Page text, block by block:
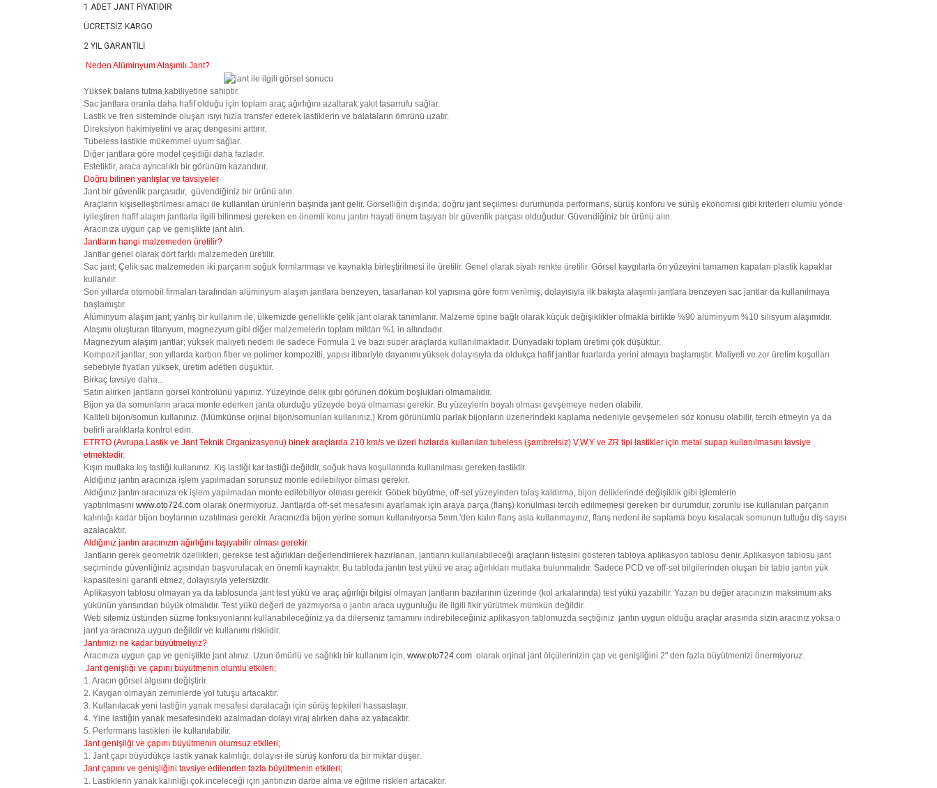
1 ADET JANT FİYATIDIR
ÜCRETSİZ KARGO
2 YIL GARANTİLİ
Neden Alüminyum Alaşımlı Jant?
Yüksek balans tutma kabiliyetine sahiptir.
Sac jantlara oranla daha hafif olduğu için toplam araç ağırlığını azaltarak yakıt tasarrufu sağlar.
Lastik ve fren sisteminde oluşan ısıyı hızla transfer ederek lastiklerin ve balataların ömrünü uzatır.
Direksiyon hakimiyetini ve araç dengesini arttırır.
Tubeless lastikle mükemmel uyum sağlar.
Diğer jantlara göre model çeşitliği daha fazladır.
Estetiktir, araca ayrıcalıklı bir görünüm kazandırır.
Doğru bilinen yanlışlar ve tavsiyeler
Jant bir güvenlik parçasıdır, güvendiğiniz bir ürünü alın.
Araçların kişiselleştirilmesi amacı ile kullanılan ürünlerin başında jant gelir. Görselliğin dışında; doğru jant seçilmesi durumunda performans, sürüş konforu ve sürüş ekonomisi gibi kriterleri olumlu yönde
iyileştiren hafif alaşım jantlarla ilgili bilinmesi gereken en önemli konu jantın hayati önem taşıyan bir güvenlik parçası olduğudur. Güvendiğiniz bir ürünü alın.
Aracınıza uygun çap ve genişlikte jant alın.
Jantların hangi malzemeden üretilir?
Jantlar genel olarak dört farklı malzemeden üretilir.
Sac jant; Çelik sac malzemeden iki parçanın soğuk formlanması ve kaynakla birleştirilmesi ile üretilir. Genel olarak siyah renkte üretilir. Görsel kaygılarla ön yüzeyini tamamen kapatan plastik kapaklar
kullanılır.
Son yıllarda otomobil firmaları tarafından alüminyum alaşım jantlara benzeyen, tasarlanan kol yapısına göre form verilmiş, dolayısıyla ilk bakışta alaşımlı jantlara benzeyen sac jantlar da kullanılmaya
başlamıştır.
Alüminyum alaşım jant; yanlış bir kullanım ile, ülkemizde genellikle çelik jant olarak tanımlanır. Malzeme tipine bağlı olarak küçük değişiklikler olmakla birlikte %90 alüminyum %10 silisyum alaşımıdır.
Alaşımı oluşturan titanyum, magnezyum gibi diğer malzemelerin toplam miktarı %1 in altındadır.
Magnezyum alaşım jantlar; yüksek maliyeti nedeni ile sadece Formula 1 ve bazı süper araçlarda kullanılmaktadır. Dünyadaki toplam üretimi çok düşüktür.
Kompozit jantlar; son yıllarda karbon fiber ve polimer kompozitli, yapısı itibariyle dayanımı yüksek dolayısıyla da oldukça hafif jantlar fuarlarda yerini almaya başlamıştır. Maliyeti ve zor üretim koşulları
sebebiyle fiyatları yüksek, üretim adetleri düşüktür.
Birkaç tavsiye daha...
Satın alırken jantların görsel kontrolünü yapınız. Yüzeyinde delik gibi görünen döküm boşlukları olmamalıdır.
Bijon ya da somunların araca monte ederken janta oturduğu yüzeyde boya olmaması gerekir. Bu yüzeylerin boyalı olması gevşemeye neden olabilir.
Kaliteli bijon/somun kullanınız. (Mümkünse orjinal bijon/somunları kullanınız.) Krom görünümlü parlak bijonların üzerlerindeki kaplama nedeniyle gevşemeleri söz konusu olabilir, tercih etmeyin ya da
belirli aralıklarla kontrol edin.
ETRTO (Avrupa Lastik ve Jant Teknik Organizasyonu) binek araçlarda 210 km/s ve üzeri hızlarda kullanılan tubeless (şambrelsiz) V,W,Y ve ZR tipi lastikler için metal supap kullanılmasını tavsiye
etmektedir.
Kışın mutlaka kış lastiği kullanınız. Kış lastiği kar lastiği değildir, soğuk hava koşullarında kullanılması gereken lastiktir.
Aldığınız jantın aracınıza işlem yapılmadan sorunsuz monte edilebiliyor olması gerekir.
Aldığınız jantın aracınıza ek işlem yapılmadan monte edilebiliyor olması gerekir. Göbek büyütme, off-set yüzeyinden talaş kaldırma, bijon deliklerinde değişiklik gibi işlemlerin
yaptırılmasını www.oto724.com olarak önermiyoruz. Jantlarda off-set mesafesini ayarlamak için araya parça (flanş) konulması tercih edilmemesi gereken bir durumdur, zorunlu ise kullanılan parçanın
kalınlığı kadar bijon boylarının uzatılması gerekir. Aracınızda bijon yerine somun kullanılıyorsa 5mm.'den kalın flanş asla kullanmayınız, flanş nedeni ile saplama boyu kısalacak somunun tuttuğu diş sayısı
azalacaktır.
Aldığınız jantın aracınızın ağırlığını taşıyabilir olması gerekir.
Jantların gerek geometrik özellikleri, gerekse test ağırlıkları değerlendirilerek hazırlanan, jantların kullanılabileceği araçların listesini gösteren tabloya aplikasyon tablosu denir. Aplikasyon tablosu jant
seçiminde güvenliğiniz açısından başvurulacak en önemli kaynaktır. Bu tabloda jantın test yükü ve araç ağırlıkları mutlaka bulunmalıdır. Sadece PCD ve off-set bilgilerinden oluşan bir tablo jantın yük
kapasitesini garanti etmez, dolayısıyla yetersizdir.
Aplikasyon tablosu olmayan ya da tablosunda jant test yükü ve araç ağırlığı bilgisi olmayan jantların bazılarının üzerinde (kol arkalarında) test yükü yazabilir. Yazan bu değer aracınızın maksimum aks
yükünün yarısından büyük olmalıdır. Test yükü değeri de yazmıyorsa o jantın araca uygunluğu ile ilgili fikir yürütmek mümkün değildir.
Web sitemiz üstünden süzme fonksiyonlarını kullanabileceğiniz ya da dilerseniz tamamını indirebileceğiniz aplikasyon tablomuzda seçtiğiniz jantın uygun olduğu araçlar arasında sizin aracınız yoksa o
jant ya aracınıza uygun değildir ve kullanımı risklidir.
Jantımızı ne kadar büyütmeliyiz?
Aracınıza uygun çap ve genişlikte jant alınız. Uzun ömürlü ve sağlıklı bir kullanım için, www.oto724.com olarak orjinal jant ölçülerinizin çap ve genişliğini 2" den fazla büyütmenizi önermiyoruz.
Jant genişliği ve çapını büyütmenin olumlu etkileri;
1. Aracın görsel algısını değiştirir.
2. Kaygan olmayan zeminlerde yol tutuşu artacaktır.
3. Kullanılacak yeni lastiğin yanak mesafesi daralacağı için sürüş tepkileri hassaslaşır.
4. Yine lastiğin yanak mesafesindeki azalmadan dolayı viraj alırken daha az yatacaktır.
5. Performans lastikleri ile kullanılabilir.
Jant genişliği ve çapını büyütmenin olumsuz etkileri;
1. Jant çapı büyüdükçe lastik yanak kalınlığı, dolayısı ile sürüş konforu da bir miktar düşer.
Jant çapını ve genişliğini tavsiye edilenden fazla büyütmenin etkileri;
1. Lastiklerin yanak kalınlığı çok inceleceği için jantınızın darbe alma ve eğilme riskleri artacaktır.